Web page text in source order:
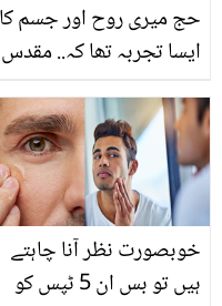
حج میری روح اور جسم کا
ایسا تجربہ تھا کہ.. مقدس
کرتے ہوئے ثانیہ مرزا کا دل
چھو لینے والا پیغام
خوبصورت نظر آنا چاہتے
ہیں تو بس ان 5 ٹپس کو